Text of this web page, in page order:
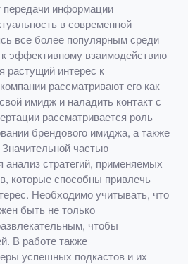
передачи информации
в современной
все более популярным среди
эффективному взаимодействию
растущий интерес к
рассматривают его как
имидж и наладить контакт с
рассматривается роль
брендового имиджа, а также
частью
анализ стратегий, применяемых
которые способны привлечь
Необходимо учитывать, что
быть не только
чтобы
В работе также
успешных подкастов и их